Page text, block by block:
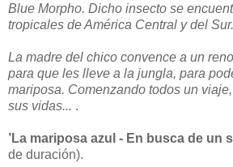
Blue Morpho. Dicho insecto se
tropicales de América Central y del Sur.
La madre del chico convence a un
para que les lleve a la jungla, para
mariposa. Comenzando todos un
sus vidas... .
’La mariposa azul - En busca de un
de duración).